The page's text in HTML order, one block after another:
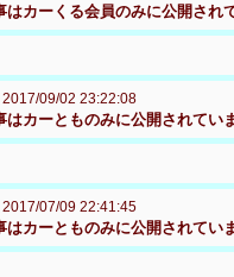
はカーくる会員のみに公開され
09/02 23:22:08
はカーとものみに公開されていま
07/09 22:41:45
はカーとものみに公開されていま